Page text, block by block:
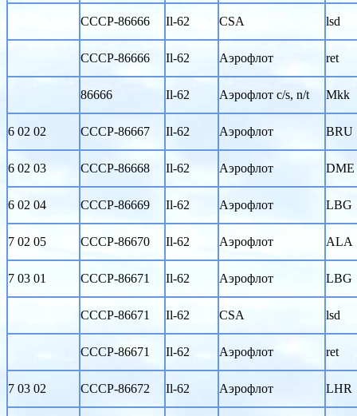
CCCP-86666 Il-62 CSA lsd
CCCP-86666 Il-62 Аэрофлот ret
86666 Il-62 Аэрофлот c/s, n/t Mkk
6 02 02 CCCP-86667 Il-62 Аэрофлот BRU
6 02 03 CCCP-86668 Il-62 Аэрофлот DME
6 02 04 CCCP-86669 Il-62 Аэрофлот LBG
7 02 05 CCCP-86670 Il-62 Аэрофлот ALA
7 03 01 CCCP-86671 Il-62 Аэрофлот LBG
CCCP-86671 Il-62 CSA lsd
CCCP-86671 Il-62 Аэрофлот ret
7 03 02 CCCP-86672 Il-62 Аэрофлот LHR